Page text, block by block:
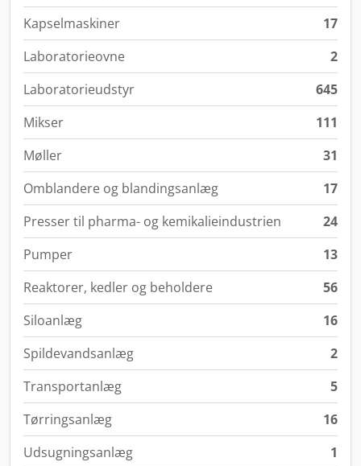
Kapselmaskiner
17
Laboratorieovne
2
Laboratorieudstyr
645
Mikser
111
Møller
31
Omblandere og blandingsanlæg
17
Presser til pharma- og kemikalieindustrien
24
Pumper
13
Reaktorer, kedler og beholdere
56
Siloanlæg
16
Spildevandsanlæg
2
Transportanlæg
5
Tørringsanlæg
16
Udsugningsanlæg
1